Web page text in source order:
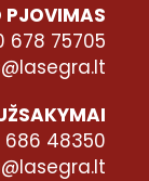
PJOVIMAS
678 75705
686 48350